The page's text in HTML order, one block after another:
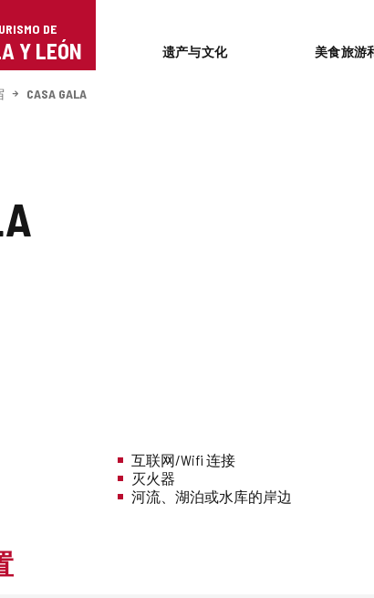
DE
Y LEÓN 遗产与文化 美食旅游
CASA GALA
互联网/Wifi 连接
灭火器
河流、湖泊或水库的岸边